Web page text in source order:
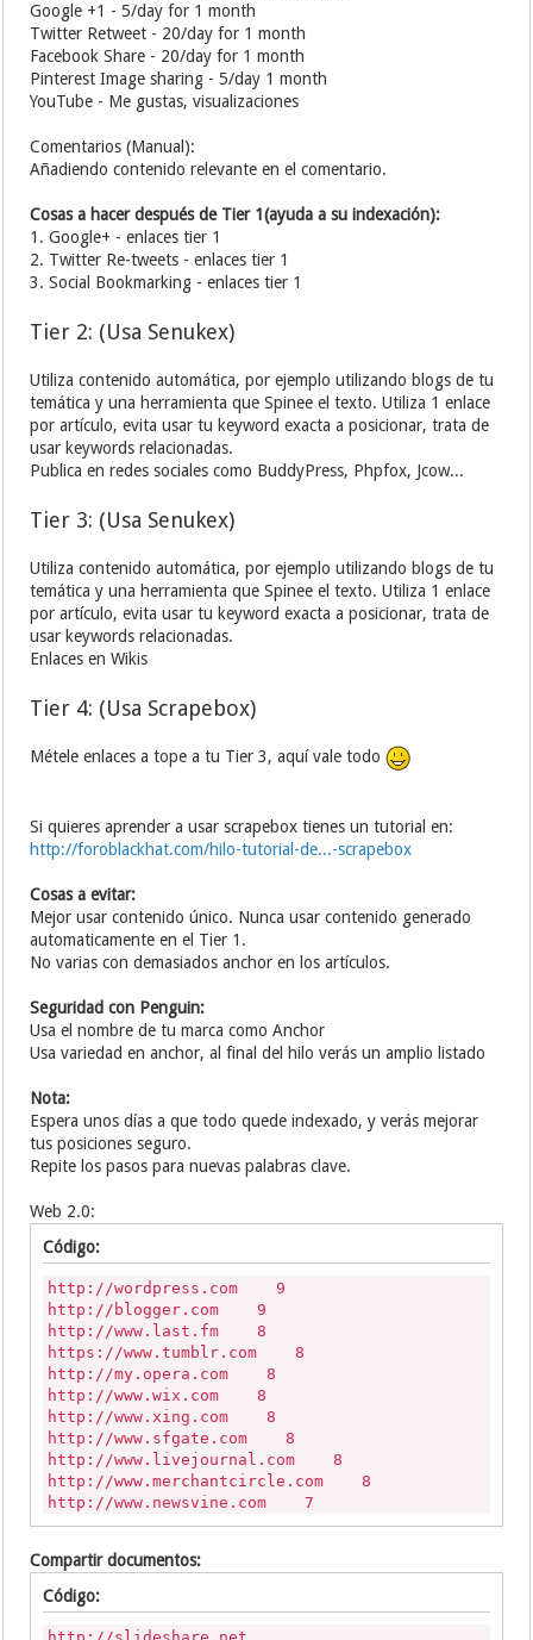
Google +1 - 5/day for 1 month
Twitter Retweet - 20/day for 1 month
Facebook Share - 20/day for 1 month
Pinterest Image sharing - 5/day 1 month
YouTube - Me gustas, visualizaciones
Comentarios (Manual):
Añadiendo contenido relevante en el comentario.
Cosas a hacer después de Tier 1(ayuda a su indexación):
1. Google+ - enlaces tier 1
2. Twitter Re-tweets - enlaces tier 1
3. Social Bookmarking - enlaces tier 1
Tier 2: (Usa Senukex)
Utiliza contenido automática, por ejemplo utilizando blogs de tu
temática y una herramienta que Spinee el texto. Utiliza 1 enlace
por artículo, evita usar tu keyword exacta a posicionar, trata de
usar keywords relacionadas.
Publica en redes sociales como BuddyPress, Phpfox, Jcow...
Tier 3: (Usa Senukex)
Utiliza contenido automática, por ejemplo utilizando blogs de tu
temática y una herramienta que Spinee el texto. Utiliza 1 enlace
por artículo, evita usar tu keyword exacta a posicionar, trata de
usar keywords relacionadas.
Enlaces en Wikis
Tier 4: (Usa Scrapebox)
Métele enlaces a tope a tu Tier 3, aquí vale todo
Si quieres aprender a usar scrapebox tienes un tutorial en:
http://foroblackhat.com/hilo-tutorial-de...-scrapebox
Cosas a evitar:
Mejor usar contenido único. Nunca usar contenido generado
automaticamente en el Tier 1.
No varias con demasiados anchor en los artículos.
Seguridad con Penguin:
Usa el nombre de tu marca como Anchor
Usa variedad en anchor, al final del hilo verás un amplio listado
Nota:
Espera unos días a que todo quede indexado, y verás mejorar
tus posiciones seguro.
Repite los pasos para nuevas palabras clave.
Web 2.0:
Código:
http://wordpress.com 9
http://blogger.com 9
http://www.last.fm 8
https://www.tumblr.com 8
http://my.opera.com 8
http://www.wix.com 8
http://www.xing.com 8
http://www.sfgate.com 8
http://www.livejournal.com 8
http://www.merchantcircle.com 8
http://www.newsvine.com 7
http://www.wikispaces.com 7
http://www.goodreads.com 7
http://www.webs.com 7
http://www.diigo.com 7
http://www.zoho.com 7
Compartir documentos:
Código: